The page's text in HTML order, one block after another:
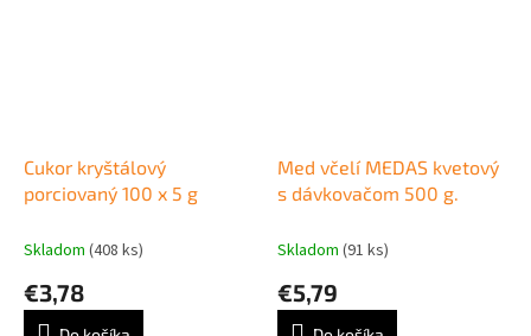
Cukor kryštálový
porciovaný 100 x 5 g
Skladom (408 ks)
€3,78
Med včelí MEDAS kvetový
s dávkovačom 500 g.
Skladom (91 ks)
€5,79